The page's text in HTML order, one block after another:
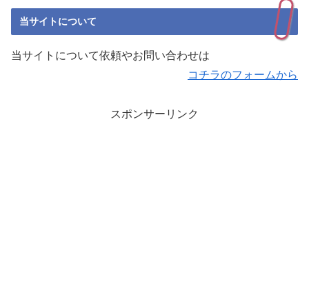
当サイトについて
当サイトについて依頼やお問い合わせは
コチラのフォームから
スポンサーリンク